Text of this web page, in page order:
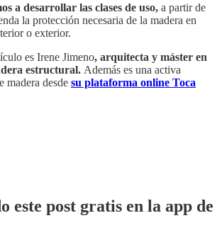
a desarrollar las clases de uso, a partir de
la protección necesaria de la madera en
o exterior.
es Irene Jimeno, arquitecta y máster en
estructural. Además es una activa
madera desde su plataforma online Toca
este post gratis en la app de